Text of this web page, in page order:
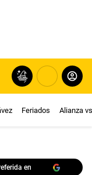
Feriados Alianza
en